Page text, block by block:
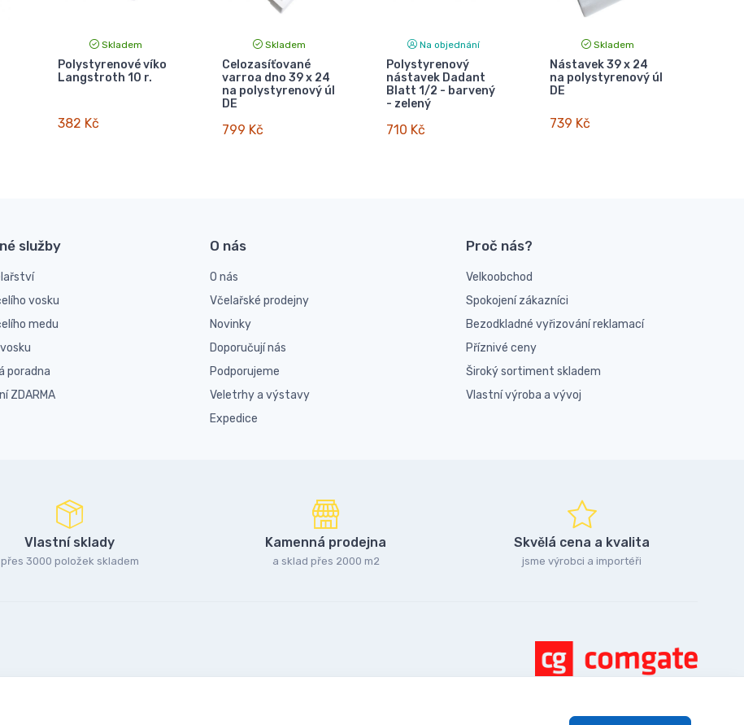
Skladem
Polystyrenové víko
Langstroth 10 r.
382 Kč
Skladem
Celozasíťované
varroa dno 39 x 24
na polystyrenový úl
DE
799 Kč
Na objednání
Polystyrenový
nástavek Dadant
Blatt 1/2 - barvený
- zelený
710 Kč
Skladem
Nástavek 39 x 24
na polystyrenový úl
DE
739 Kč
služby
vosku
medu
poradna
ZDARMA
O nás
O nás
Včelařské prodejny
Novinky
Doporučují nás
Podporujeme
Veletrhy a výstavy
Expedice
Proč nás?
Velkoobchod
Spokojení zákazníci
Bezodkladné vyřizování reklamací
Příznivé ceny
Široký sortiment skladem
Vlastní výroba a vývoj
Vlastní sklady
přes 3000 položek skladem
Kamenná prodejna
a sklad přes 2000 m2
Skvělá cena a kvalita
jsme výrobci a importéři